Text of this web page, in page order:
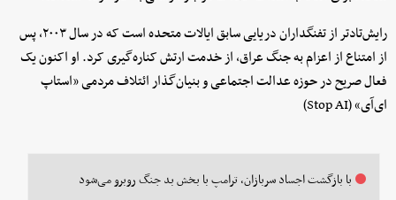
رایش‌تادتر از تفنگداران دریایی سابق ایالات متحده است که در سال ۲۰۰۳، پس
از امتناع از اعزام به جنگ عراق، از خدمت ارتش کناره‌گیری کرد. او اکنون یک
فعال صریح در حوزه عدالت اجتماعی و بنیان‌گذار ائتلاف مردمی «استاپ
ای‌آی» (Stop AI)
با بازگشت اجساد سربازان، ترامپ با بخش بد جنگ روبرو می‌شود